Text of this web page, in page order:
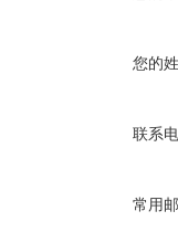
您的
联系
常用